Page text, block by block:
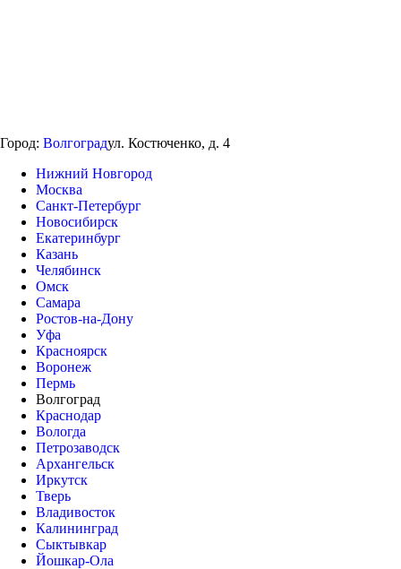
Город: Волгоградул. Костюченко, д. 4
Нижний Новгород
Москва
Санкт-Петербург
Новосибирск
Екатеринбург
Казань
Челябинск
Омск
Самара
Ростов-на-Дону
Уфа
Красноярск
Воронеж
Пермь
Волгоград
Краснодар
Вологда
Петрозаводск
Архангельск
Иркутск
Тверь
Владивосток
Калининград
Сыктывкар
Йошкар-Ола